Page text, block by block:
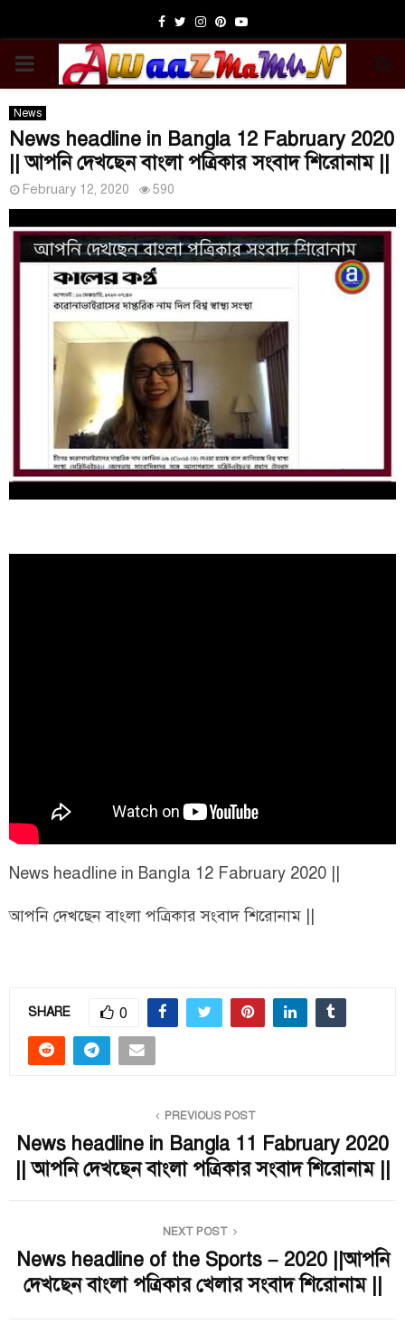
Facebook
TwitterInstagram
Pinterest
Youtube
PRIMARY
MENU
News
News headline in Bangla 12 Fabruary 2020
|| আপনি দেখছেন বাংলা পত্রিকার সংবাদ শিরোনাম ||
February 12, 2020 590
News headline in Bangla 12 Fabruary 2020 ||
আপনি দেখছেন বাংলা পত্রিকার সংবাদ শিরোনাম ||
SHARE 0
PREVIOUS POST
News headline in Bangla 11 Fabruary 2020
|| আপনি দেখছেন বাংলা পত্রিকার সংবাদ শিরোনাম ||
NEXT POST
News headline of the Sports – 2020 ||আপনি
দেখছেন বাংলা পত্রিকার খেলার সংবাদ শিরোনাম ||